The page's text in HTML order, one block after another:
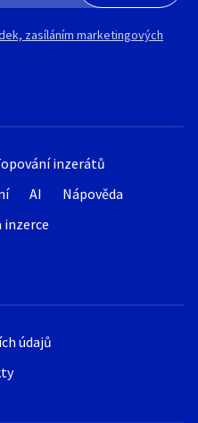
inzerátů
AI
Nápověda
inzerce
údajů
zasíláním marketingových